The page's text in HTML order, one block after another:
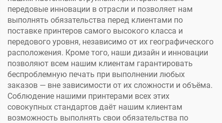
передовые инновации в отрасли и позволяет нам
выполнять обязательства перед клиентами по
поставке принтеров самого высокого класса и
передового уровня, независимо от их географического
расположения. Кроме того, наши дизайн и инновации
позволяют всем нашим клиентам гарантировать
беспроблемную печать при выполнении любых
заказов — вне зависимости от их сложности и объёма.
Соблюдение нашими принтерами всех этих
совокупных стандартов даёт нашим клиентам
возможность выполнять свои обязательства по